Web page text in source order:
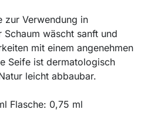
zur Verwendung in
Schaum wäscht sanft und
mit einem angenehmen
Seife ist dermatologisch
leicht abbaubar.
Flasche:​ 0,75 ml​